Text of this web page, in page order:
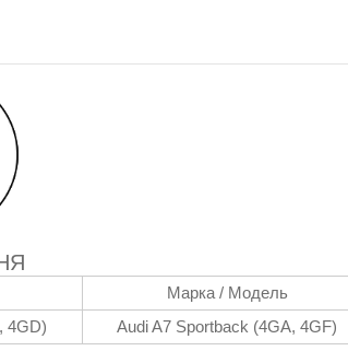
Марка / Модель
4GD) Audi A7 Sportback (4GA, 4GF)